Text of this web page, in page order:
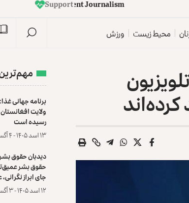
m
s
i
l
a
n
r
u
o
J
t
n
e
d
n
e
p
e
d
n
I Support
محیط زیست ورزش
ولایت
رسیده است
۱۳ اسد ۱۴۰۵ - ۴ آگست ۲۰۲۶
دیدبان حقوق
حقوق بشر
جای ابراز
۱۲ اسد ۱۴۰۵ - ۳ آگست ۲۰۲۶